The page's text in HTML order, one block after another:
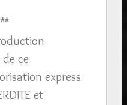
de ce
express
et